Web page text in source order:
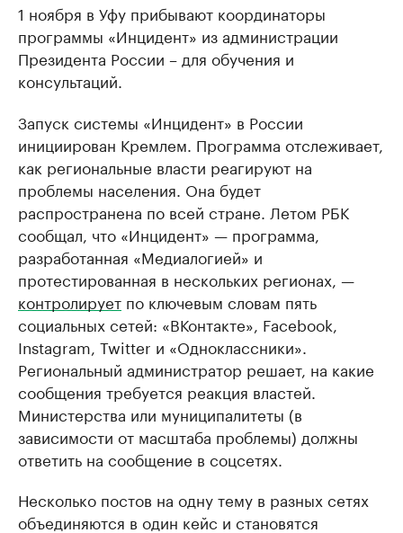
1 ноября в Уфу прибывают координаторы
программы «Инцидент» из администрации
Президента России – для обучения и
консультаций.
Запуск системы «Инцидент» в России
инициирован Кремлем. Программа отслеживает,
как региональные власти реагируют на
проблемы населения. Она будет
распространена по всей стране. Летом РБК
сообщал, что «Инцидент» — программа,
разработанная «Медиалогией» и
протестированная в нескольких регионах, —
контролирует по ключевым словам пять
социальных сетей: «ВКонтакте», Facebook,
Instagram, Twitter и «Одноклассники».
Региональный администратор решает, на какие
сообщения требуется реакция властей.
Министерства или муниципалитеты (в
зависимости от масштаба проблемы) должны
ответить на сообщение в соцсетях.
Несколько постов на одну тему в разных сетях
объединяются в один кейс и становятся